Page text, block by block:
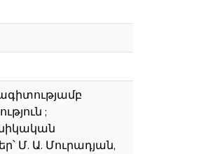
;
Մ. Ա. Մուրադյան,